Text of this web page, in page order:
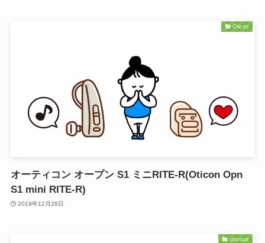
Oticon
オーティコン オープン S1 ミニRITE-R(Oticon Opn
S1 mini RITE-R)
2019年12月28日
phonak